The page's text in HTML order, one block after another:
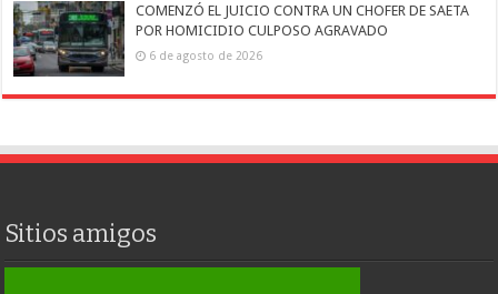
COMENZÓ EL JUICIO CONTRA UN CHOFER DE SAETA
POR HOMICIDIO CULPOSO AGRAVADO
6 de agosto de 2026
Sitios amigos